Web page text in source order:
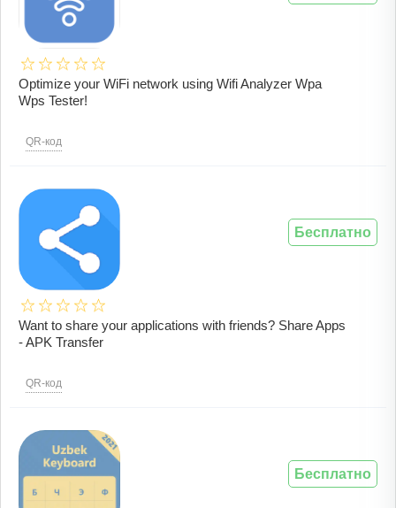
Optimize your WiFi network using Wifi Analyzer Wpa
Wps Tester!
QR-код
Want to share your applications with friends? Share Apps
- APK Transfer
QR-код
Бесплатно
Бесплатно